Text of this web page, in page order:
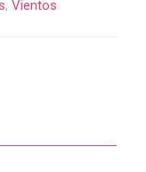
, Vientos